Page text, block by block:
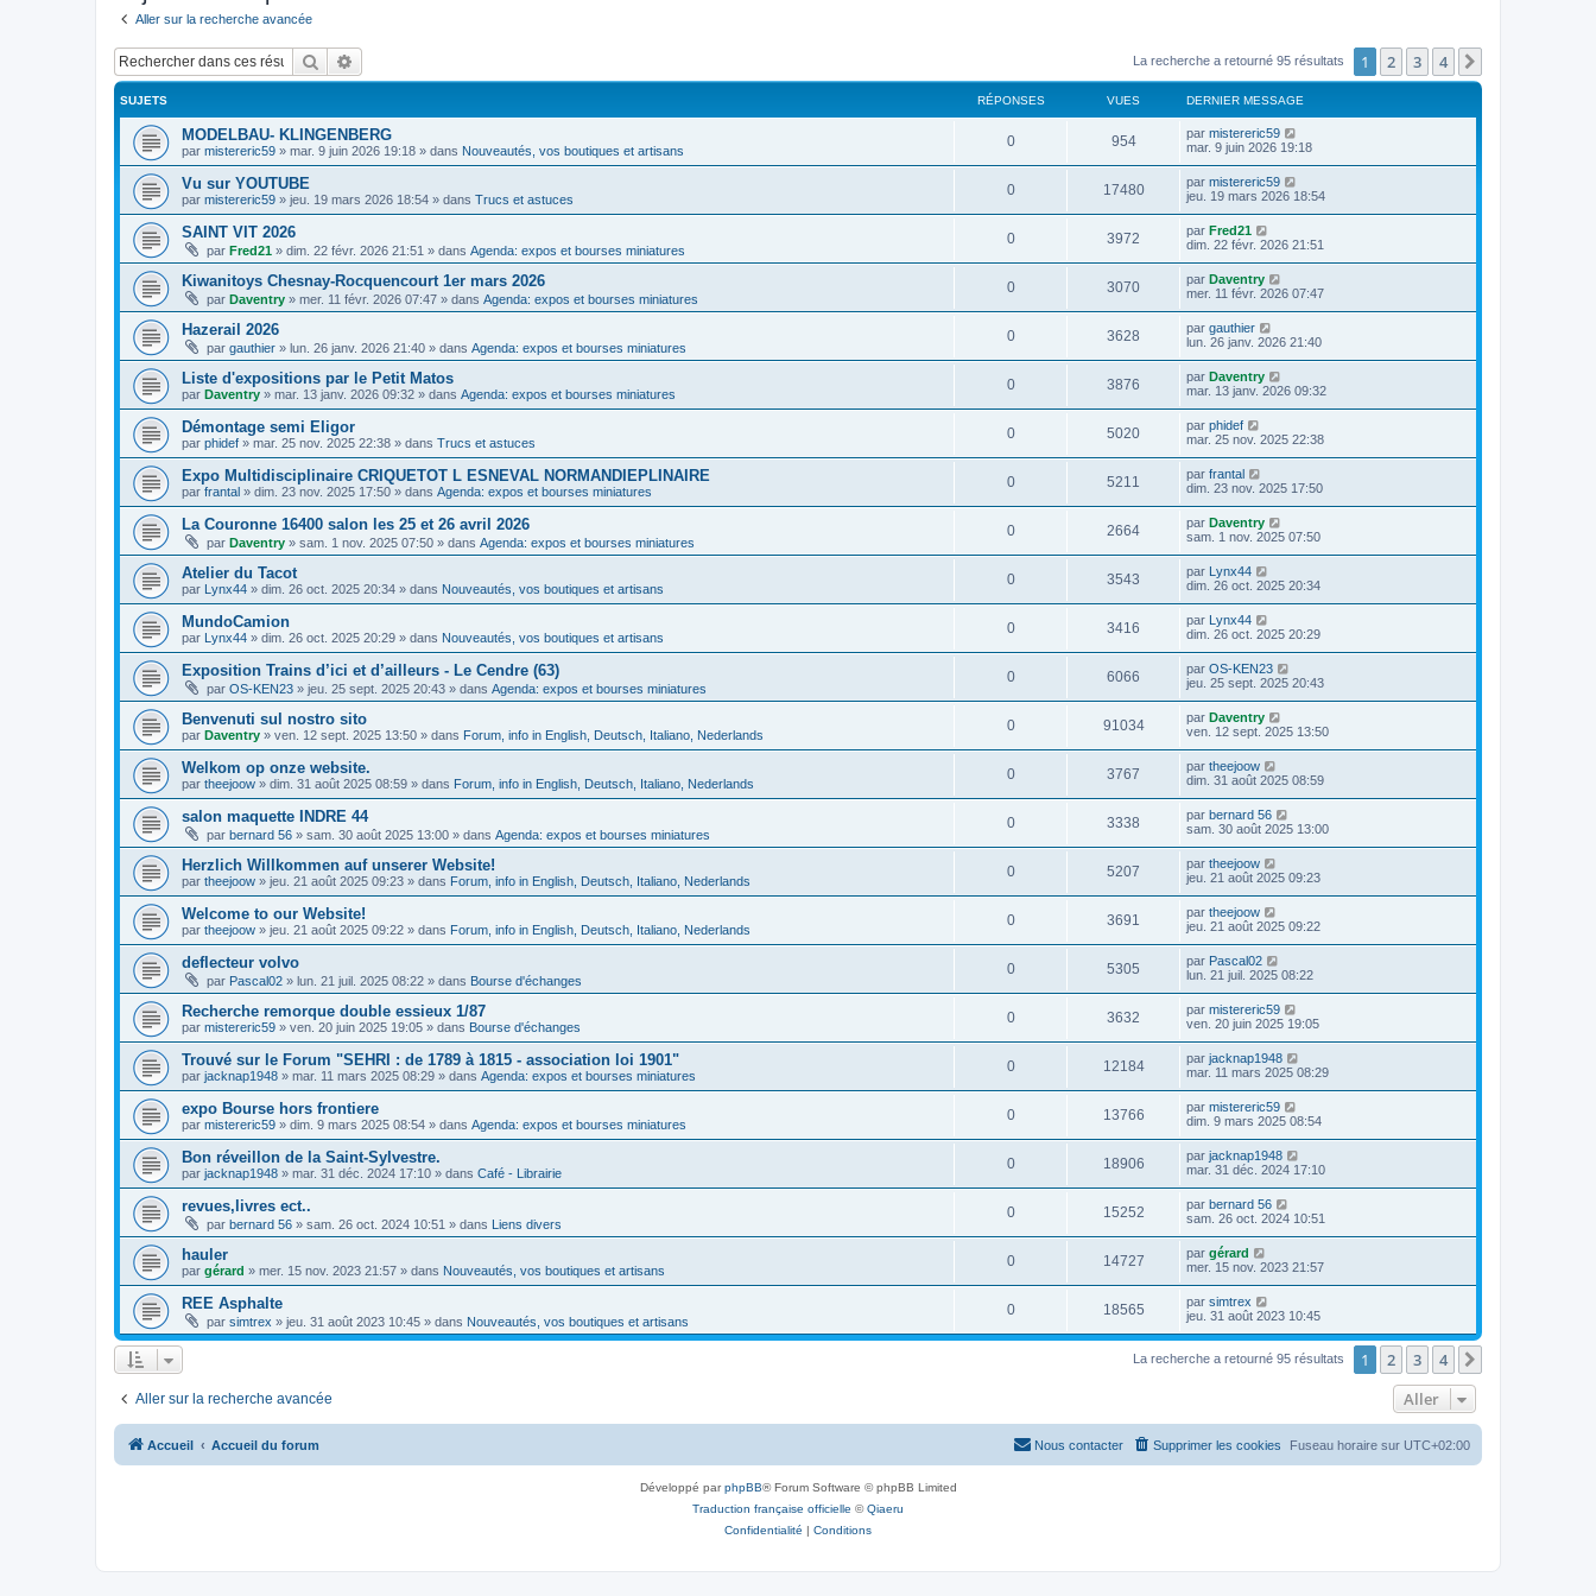
Aller sur la recherche avancée
Rechercher La recherche a retourné 95 résultats 1 2 3 4
SUJETS RÉPONSES VUES DERNIER MESSAGE
MODELBAU- KLINGENBERG
par mistereric59 » mar. 9 juin 2026 19:18 » dans Nouveautés, vos boutiques et artisans
0 954 par mistereric59
mar. 9 juin 2026 19:18
Vu sur YOUTUBE
par mistereric59 » jeu. 19 mars 2026 18:54 » dans Trucs et astuces
0 17480 par mistereric59
jeu. 19 mars 2026 18:54
SAINT VIT 2026
par Fred21 » dim. 22 févr. 2026 21:51 » dans Agenda: expos et bourses miniatures
0 3972 par Fred21
dim. 22 févr. 2026 21:51
Kiwanitoys Chesnay-Rocquencourt 1er mars 2026
par Daventry » mer. 11 févr. 2026 07:47 » dans Agenda: expos et bourses miniatures
0 3070 par Daventry
mer. 11 févr. 2026 07:47
Hazerail 2026
par gauthier » lun. 26 janv. 2026 21:40 » dans Agenda: expos et bourses miniatures
0 3628 par gauthier
lun. 26 janv. 2026 21:40
Liste d'expositions par le Petit Matos
par Daventry » mar. 13 janv. 2026 09:32 » dans Agenda: expos et bourses miniatures
0 3876 par Daventry
mar. 13 janv. 2026 09:32
Démontage semi Eligor
par phidef » mar. 25 nov. 2025 22:38 » dans Trucs et astuces
0 5020 par phidef
mar. 25 nov. 2025 22:38
Expo Multidisciplinaire CRIQUETOT L ESNEVAL NORMANDIEPLINAIRE
par frantal » dim. 23 nov. 2025 17:50 » dans Agenda: expos et bourses miniatures
0 5211 par frantal
dim. 23 nov. 2025 17:50
La Couronne 16400 salon les 25 et 26 avril 2026
par Daventry » sam. 1 nov. 2025 07:50 » dans Agenda: expos et bourses miniatures
0 2664 par Daventry
sam. 1 nov. 2025 07:50
Atelier du Tacot
par Lynx44 » dim. 26 oct. 2025 20:34 » dans Nouveautés, vos boutiques et artisans
0 3543 par Lynx44
dim. 26 oct. 2025 20:34
MundoCamion
par Lynx44 » dim. 26 oct. 2025 20:29 » dans Nouveautés, vos boutiques et artisans
0 3416 par Lynx44
dim. 26 oct. 2025 20:29
Exposition Trains d’ici et d’ailleurs - Le Cendre (63)
par OS-KEN23 » jeu. 25 sept. 2025 20:43 » dans Agenda: expos et bourses miniatures
0 6066 par OS-KEN23
jeu. 25 sept. 2025 20:43
Benvenuti sul nostro sito
par Daventry » ven. 12 sept. 2025 13:50 » dans Forum, info in English, Deutsch, Italiano, Nederlands
0 91034 par Daventry
ven. 12 sept. 2025 13:50
Welkom op onze website.
par theejoow » dim. 31 août 2025 08:59 » dans Forum, info in English, Deutsch, Italiano, Nederlands
0 3767 par theejoow
dim. 31 août 2025 08:59
salon maquette INDRE 44
par bernard 56 » sam. 30 août 2025 13:00 » dans Agenda: expos et bourses miniatures
0 3338 par bernard 56
sam. 30 août 2025 13:00
Herzlich Willkommen auf unserer Website!
par theejoow » jeu. 21 août 2025 09:23 » dans Forum, info in English, Deutsch, Italiano, Nederlands
0 5207 par theejoow
jeu. 21 août 2025 09:23
Welcome to our Website!
par theejoow » jeu. 21 août 2025 09:22 » dans Forum, info in English, Deutsch, Italiano, Nederlands
0 3691 par theejoow
jeu. 21 août 2025 09:22
deflecteur volvo
par Pascal02 » lun. 21 juil. 2025 08:22 » dans Bourse d'échanges
0 5305 par Pascal02
lun. 21 juil. 2025 08:22
Recherche remorque double essieux 1/87
par mistereric59 » ven. 20 juin 2025 19:05 » dans Bourse d'échanges
0 3632 par mistereric59
ven. 20 juin 2025 19:05
Trouvé sur le Forum "SEHRI : de 1789 à 1815 - association loi 1901"
par jacknap1948 » mar. 11 mars 2025 08:29 » dans Agenda: expos et bourses miniatures
0 12184 par jacknap1948
mar. 11 mars 2025 08:29
expo Bourse hors frontiere
par mistereric59 » dim. 9 mars 2025 08:54 » dans Agenda: expos et bourses miniatures
0 13766 par mistereric59
dim. 9 mars 2025 08:54
Bon réveillon de la Saint-Sylvestre.
par jacknap1948 » mar. 31 déc. 2024 17:10 » dans Café - Librairie
0 18906 par jacknap1948
mar. 31 déc. 2024 17:10
revues,livres ect..
par bernard 56 » sam. 26 oct. 2024 10:51 » dans Liens divers
0 15252 par bernard 56
sam. 26 oct. 2024 10:51
hauler
par gérard » mer. 15 nov. 2023 21:57 » dans Nouveautés, vos boutiques et artisans
0 14727 par gérard
mer. 15 nov. 2023 21:57
REE Asphalte
par simtrex » jeu. 31 août 2023 10:45 » dans Nouveautés, vos boutiques et artisans
0 18565 par simtrex
jeu. 31 août 2023 10:45
La recherche a retourné 95 résultats 1 2 3 4
Aller sur la recherche avancée Aller
Accueil Accueil du forum Fuseau horaire sur UTC+02:00
Supprimer les cookies
Nous contacter
Développé parphpBB® Forum Software © phpBB Limited
Traduction française officielle ©Qiaeru
Confidentialité | Conditions